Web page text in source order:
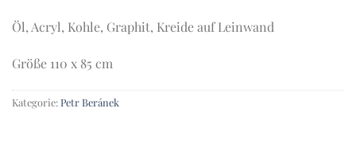
Öl, Acryl, Kohle, Graphit, Kreide auf Leinwand
Größe 110 x 85 cm
Kategorie: Petr Beránek